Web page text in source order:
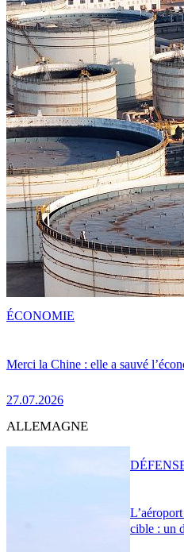
Merci la Chine : elle a sauvé
27.07.2026
ÉCONOMIE
ALLEMAGNE
cible : un